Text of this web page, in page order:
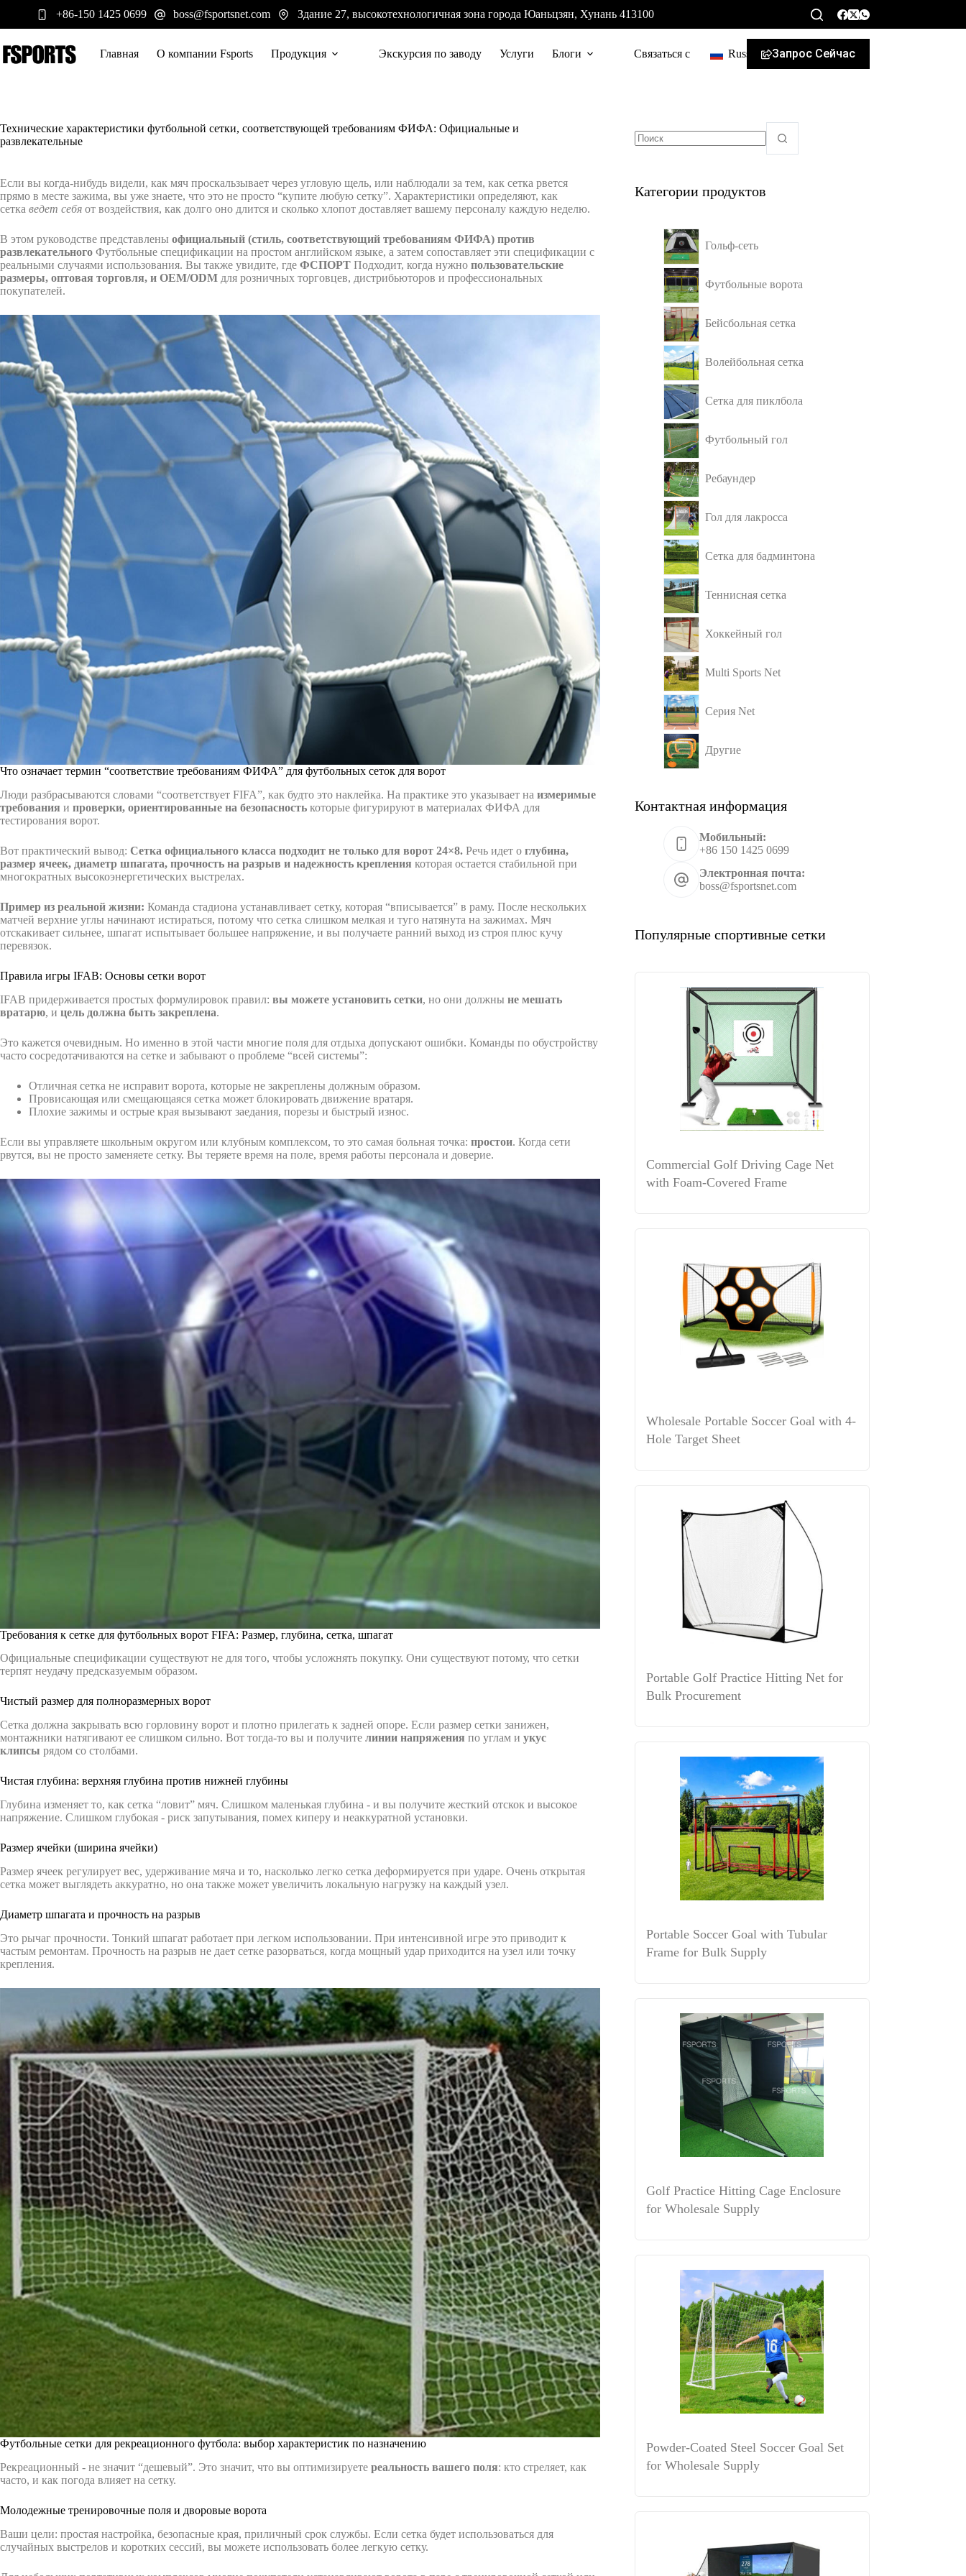
сути
+86-150 1425 0699 boss@fsportsnet.com Здание 27, высокотехнологичная зона города Юаньцзян, Хунань 413100
Главная О компании Fsports Продукция Экскурсия по заводу Услуги Блоги Связаться с Russian Запрос Сейчас
Технические характеристики футбольной сетки, соответствующей требованиям ФИФА: Официальные и
развлекательные
Если вы когда-нибудь видели, как мяч проскальзывает через угловую щель, или наблюдали за тем, как сетка рвется
прямо в месте зажима, вы уже знаете, что это не просто “купите любую сетку”. Характеристики определяют, как
сетка ведет себя от воздействия, как долго оно длится и сколько хлопот доставляет вашему персоналу каждую неделю.
В этом руководстве представлены официальный (стиль, соответствующий требованиям ФИФА) против
развлекательного Футбольные спецификации на простом английском языке, а затем сопоставляет эти спецификации с
реальными случаями использования. Вы также увидите, где ФСПОРТ Подходит, когда нужно пользовательские
размеры, оптовая торговля, и OEM/ODM для розничных торговцев, дистрибьюторов и профессиональных
покупателей.
Что означает термин “соответствие требованиям ФИФА” для футбольных сеток для ворот
Люди разбрасываются словами “соответствует FIFA”, как будто это наклейка. На практике это указывает на измеримые
требования и проверки, ориентированные на безопасность которые фигурируют в материалах ФИФА для
тестирования ворот.
Вот практический вывод: Сетка официального класса подходит не только для ворот 24×8. Речь идет о глубина,
размер ячеек, диаметр шпагата, прочность на разрыв и надежность крепления которая остается стабильной при
многократных высокоэнергетических выстрелах.
Пример из реальной жизни: Команда стадиона устанавливает сетку, которая “вписывается” в раму. После нескольких
матчей верхние углы начинают истираться, потому что сетка слишком мелкая и туго натянута на зажимах. Мяч
отскакивает сильнее, шпагат испытывает большее напряжение, и вы получаете ранний выход из строя плюс кучу
перевязок.
Правила игры IFAB: Основы сетки ворот
IFAB придерживается простых формулировок правил: вы можете установить сетки, но они должны не мешать
вратарю, и цель должна быть закреплена.
Это кажется очевидным. Но именно в этой части многие поля для отдыха допускают ошибки. Команды по обустройству
часто сосредотачиваются на сетке и забывают о проблеме “всей системы”:
Отличная сетка не исправит ворота, которые не закреплены должным образом.
Провисающая или смещающаяся сетка может блокировать движение вратаря.
Плохие зажимы и острые края вызывают заедания, порезы и быстрый износ.
Если вы управляете школьным округом или клубным комплексом, то это самая больная точка: простои. Когда сети
рвутся, вы не просто заменяете сетку. Вы теряете время на поле, время работы персонала и доверие.
Требования к сетке для футбольных ворот FIFA: Размер, глубина, сетка, шпагат
Официальные спецификации существуют не для того, чтобы усложнять покупку. Они существуют потому, что сетки
терпят неудачу предсказуемым образом.
Чистый размер для полноразмерных ворот
Сетка должна закрывать всю горловину ворот и плотно прилегать к задней опоре. Если размер сетки занижен,
монтажники натягивают ее слишком сильно. Вот тогда-то вы и получите линии напряжения по углам и укус
клипсы рядом со столбами.
Чистая глубина: верхняя глубина против нижней глубины
Глубина изменяет то, как сетка “ловит” мяч. Слишком маленькая глубина - и вы получите жесткий отскок и высокое
напряжение. Слишком глубокая - риск запутывания, помех киперу и неаккуратной установки.
Размер ячейки (ширина ячейки)
Размер ячеек регулирует вес, удерживание мяча и то, насколько легко сетка деформируется при ударе. Очень открытая
сетка может выглядеть аккуратно, но она также может увеличить локальную нагрузку на каждый узел.
Диаметр шпагата и прочность на разрыв
Это рычаг прочности. Тонкий шпагат работает при легком использовании. При интенсивной игре это приводит к
частым ремонтам. Прочность на разрыв не дает сетке разорваться, когда мощный удар приходится на узел или точку
крепления.
Футбольные сетки для рекреационного футбола: выбор характеристик по назначению
Рекреационный - не значит “дешевый”. Это значит, что вы оптимизируете реальность вашего поля: кто стреляет, как
часто, и как погода влияет на сетку.
Молодежные тренировочные поля и дворовые ворота
Ваши цели: простая настройка, безопасные края, приличный срок службы. Если сетка будет использоваться для
случайных выстрелов и коротких сессий, вы можете использовать более легкую сетку.
Категории продуктов
Гольф-сеть
Футбольные ворота
Бейсбольная сетка
Волейбольная сетка
Сетка для пиклбола
Футбольный гол
Ребаундер
Гол для лакросса
Сетка для бадминтона
Теннисная сетка
Хоккейный гол
Multi Sports Net
Серия Net
Другие
Контактная информация
Мобильный:
+86 150 1425 0699
Электронная почта:
boss@fsportsnet.com
Популярные спортивные сетки
Commercial Golf Driving Cage Net
with Foam-Covered Frame
Wholesale Portable Soccer Goal with 4-
Hole Target Sheet
Portable Golf Practice Hitting Net for
Bulk Procurement
Portable Soccer Goal with Tubular
Frame for Bulk Supply
Golf Practice Hitting Cage Enclosure
for Wholesale Supply
Powder-Coated Steel Soccer Goal Set
for Wholesale Supply